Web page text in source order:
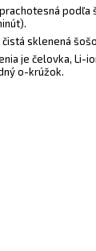
čistá sklenená
je čelovka, Li-
o-krúžok.